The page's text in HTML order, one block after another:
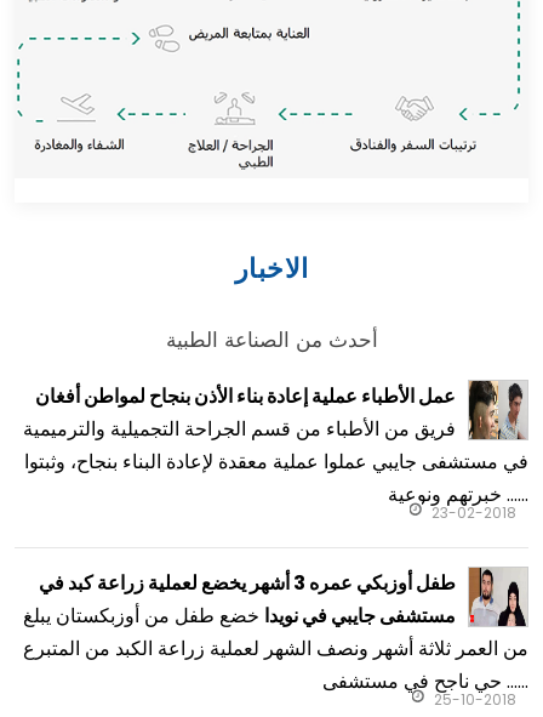
الاخبار
أحدث من الصناعة الطبية
عمل الأطباء عملية إعادة بناء الأذن بنجاح لمواطن أفغان
فريق من الأطباء من قسم الجراحة التجميلية والترميمية
في مستشفى جايبي عملوا عملية معقدة لإعادة البناء بنجاح، وثبتوا
خبرتهم ونوعية ......
23-02-2018
طفل أوزبكي عمره 3 أشهر يخضع لعملية زراعة كبد في
مستشفى جايبي في نويدا خضع طفل من أوزبكستان يبلغ
من العمر ثلاثة أشهر ونصف الشهر لعملية زراعة الكبد من المتبرع
حي ناجح في مستشفى ......
25-10-2018